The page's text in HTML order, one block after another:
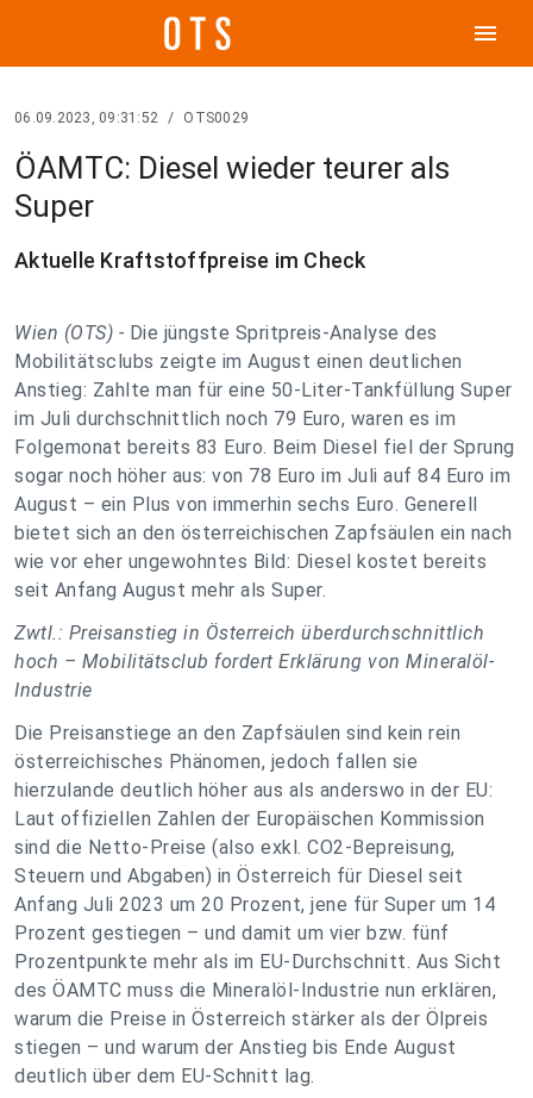
menu
06.09.2023, 09:31:52 / OTS0029
ÖAMTC: Diesel wieder teurer als
Super
Aktuelle Kraftstoffpreise im Check
Wien (OTS) - Die jüngste Spritpreis-Analyse des
Mobilitätsclubs zeigte im August einen deutlichen
Anstieg: Zahlte man für eine 50-Liter-Tankfüllung Super
im Juli durchschnittlich noch 79 Euro, waren es im
Folgemonat bereits 83 Euro. Beim Diesel fiel der Sprung
sogar noch höher aus: von 78 Euro im Juli auf 84 Euro im
August – ein Plus von immerhin sechs Euro. Generell
bietet sich an den österreichischen Zapfsäulen ein nach
wie vor eher ungewohntes Bild: Diesel kostet bereits
seit Anfang August mehr als Super.
Zwtl.: Preisanstieg in Österreich überdurchschnittlich
hoch – Mobilitätsclub fordert Erklärung von Mineralöl-
Industrie
Die Preisanstiege an den Zapfsäulen sind kein rein
österreichisches Phänomen, jedoch fallen sie
hierzulande deutlich höher aus als anderswo in der EU:
Laut offiziellen Zahlen der Europäischen Kommission
sind die Netto-Preise (also exkl. CO2-Bepreisung,
Steuern und Abgaben) in Österreich für Diesel seit
Anfang Juli 2023 um 20 Prozent, jene für Super um 14
Prozent gestiegen – und damit um vier bzw. fünf
Prozentpunkte mehr als im EU-Durchschnitt. Aus Sicht
des ÖAMTC muss die Mineralöl-Industrie nun erklären,
warum die Preise in Österreich stärker als der Ölpreis
stiegen – und warum der Anstieg bis Ende August
deutlich über dem EU-Schnitt lag.